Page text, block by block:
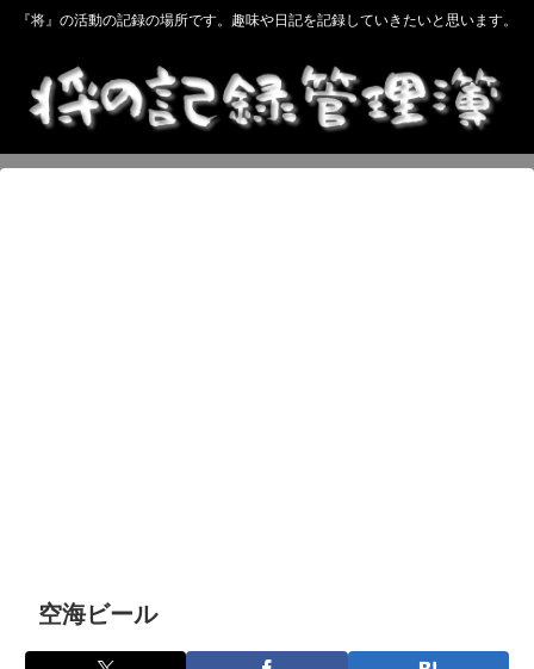
『将』の活動の記録の場所です。趣味や日記を記録していきたいと思います。
空海ビール